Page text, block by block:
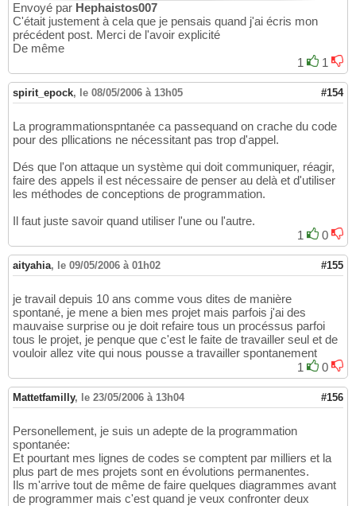
Envoyé par Hephaistos007
C'était justement à cela que je pensais quand j'ai écris mon
précédent post. Merci de l'avoir explicité
De même
1
1
spirit_epock, le 08/05/2006 à 13h05 #154
La programmationspntanée ca passequand on crache du code
pour des pllications ne nécessitant pas trop d'appel.
Dés que l'on attaque un système qui doit communiquer, réagir,
faire des appels il est nécessaire de penser au delà et d'utiliser
les méthodes de conceptions de programmation.
Il faut juste savoir quand utiliser l'une ou l'autre.
1
0
aityahia, le 09/05/2006 à 01h02 #155
je travail depuis 10 ans comme vous dites de manière
spontané, je mene a bien mes projet mais parfois j'ai des
mauvaise surprise ou je doit refaire tous un procéssus parfoi
tous le projet, je penque que c'est le faite de travailler seul et de
vouloir allez vite qui nous pousse a travailler spontanement
1
0
Mattetfamilly, le 23/05/2006 à 13h04 #156
Personellement, je suis un adepte de la programmation
spontanée:
Et pourtant mes lignes de codes se comptent par milliers et la
plus part de mes projets sont en évolutions permanentes.
Ils m'arrive tout de même de faire quelques diagrammes avant
de programmer mais c'est quand je veux confronter deux